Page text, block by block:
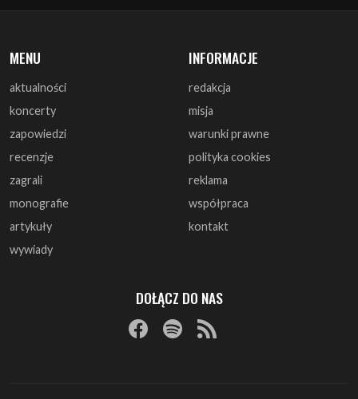
MENU
aktualności
koncerty
zapowiedzi
recenzje
zagrali
monografie
artykuły
wywiady
INFORMACJE
redakcja
misja
warunki prawne
polityka cookies
reklama
współpraca
kontakt
DOŁĄCZ DO NAS